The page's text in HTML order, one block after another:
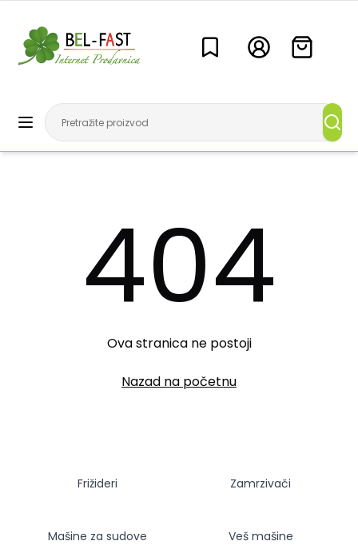
404
Ova stranica ne postoji
Nazad na početnu
Frižideri Zamrzivači
Mašine za sudove Veš mašine